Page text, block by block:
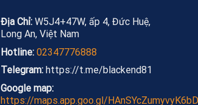
Địa Chỉ: W5J4+47W, ấp 4, Đức Huệ,
Long An, Việt Nam
Hotline: 02347776888
Telegram: https://t.me/blackend81
Google map:
https://maps.app.goo.gl/